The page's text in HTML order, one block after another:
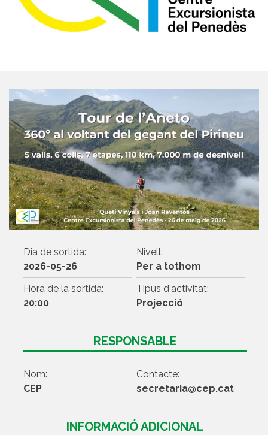
Dia de sortida:
2026-05-26
Nivell:
Per a tothom
Hora de la sortida:
20:00
Tipus d'activitat:
Projecció
RESPONSABLE
Nom:
CEP
Contacte:
secretaria@cep.cat
INFORMACIÓ ADICIONAL